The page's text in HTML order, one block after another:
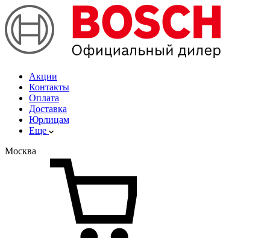
Акции
Контакты
Оплата
Доставка
Юрлицам
Еще
Москва